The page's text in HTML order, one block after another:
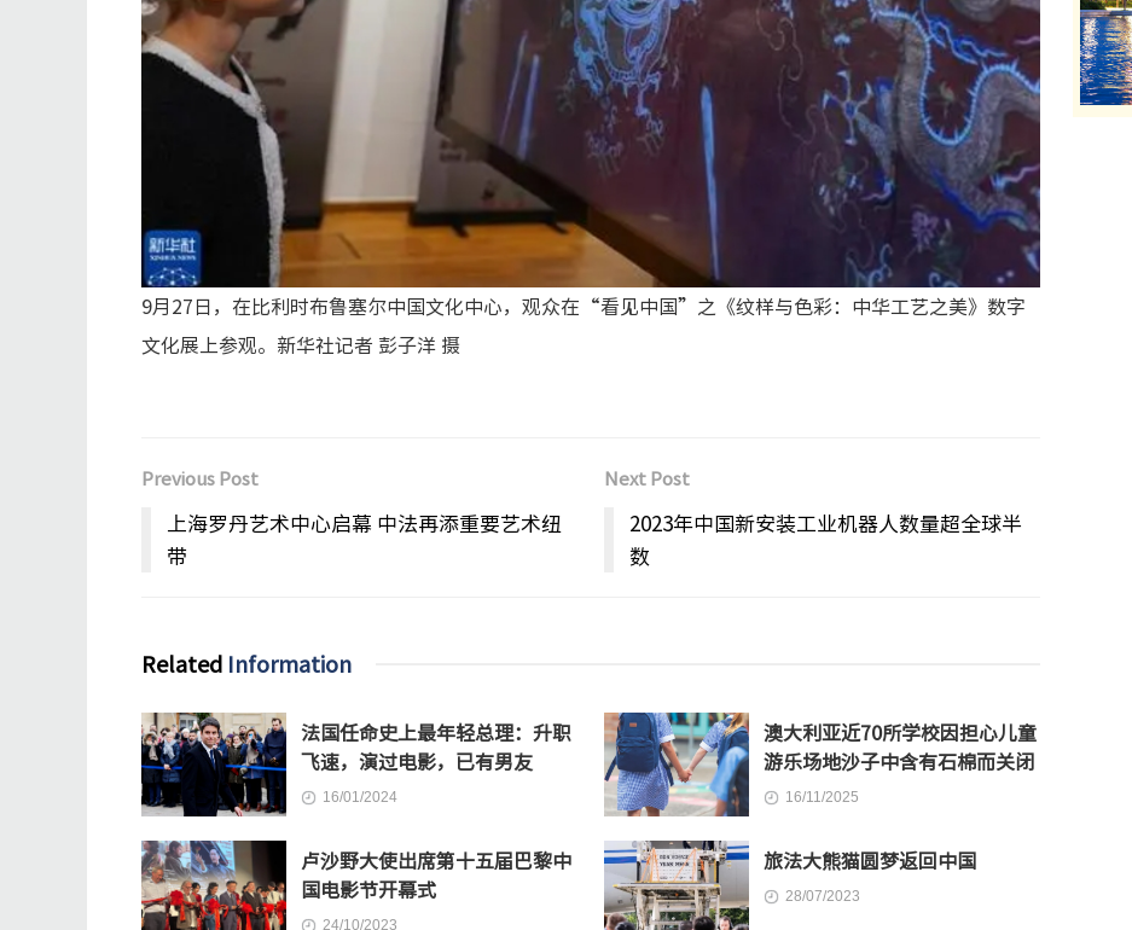
9月27日，在比利时布鲁塞尔中国文化中心，观众在“看见中国”之《纹样与色彩：中华工艺之美》数字
文化展上参观。新华社记者 彭子洋 摄
Previous Post
上海罗丹艺术中心启幕 中法再添重要艺术纽
带
Next Post
2023年中国新安装工业机器人数量超全球半
数
Related Information
法国任命史上最年轻总理：升职
飞速，演过电影，已有男友
16/01/2024
澳大利亚近70所学校因担心儿童
游乐场地沙子中含有石棉而关闭
16/11/2025
卢沙野大使出席第十五届巴黎中
国电影节开幕式
24/10/2023
旅法大熊猫圆梦返回中国
28/07/2023